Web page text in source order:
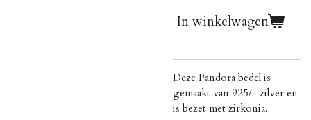
In winkelwagen
Deze Pandora bedel is
gemaakt van 925/- zilver en
is bezet met zirkonia.